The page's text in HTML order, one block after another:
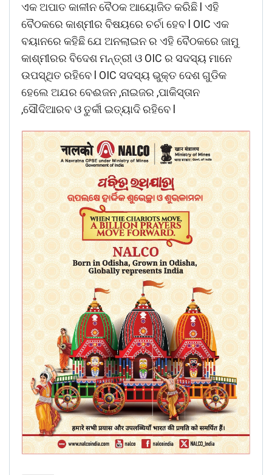
ଏକ ଅପାତ କାଳୀନ ବୈଠକ ଆୟୋଜିତ କରିଛି l ଏହି
ବୈଠକରେ କାଶ୍ମୀର ବିଷୟରେ ଚର୍ଚା ହେବ l OIC ଏକ
ବୟାନରେ କହିଛି ଯେ ଅନଲାଇନ ର ଏହି ବୈଠକରେ ଜାମୁ
କାଶ୍ମୀରର ବିଦେଶ ମନ୍ତ୍ରୀ ଓ OIC ର ସଦସ୍ୟ ମାନେ
ଉପସ୍ଥିତ ରହିବେ l OIC ସଦସ୍ୟ ଭୁକ୍ତ ଦେଶ ଗୁଡିକ
ହେଲେ ଅଯର ବେଈଜନ ,ନାଇଜର ,ପାକିସ୍ତାନ
,ସୌଦିଆରବ ଓ ତୁର୍କୀ ଇତ୍ୟାଦି ରହିବେ l